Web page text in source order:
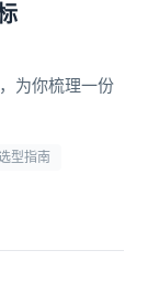
为你梳理一份
型指南